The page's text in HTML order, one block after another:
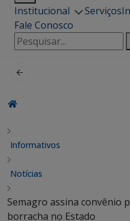
Institucional Serviços
Fale Conosco
Pesquisar
por:
Informativos
Notícias
Semagro assina convênio
borracha no Estado